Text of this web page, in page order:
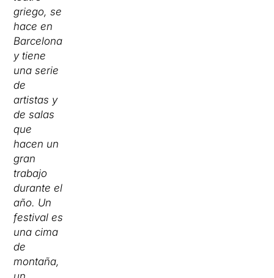
griego, se
hace en
Barcelona
y tiene
una serie
de
artistas y
de salas
que
hacen un
gran
trabajo
durante el
año. Un
festival es
una cima
de
montaña,